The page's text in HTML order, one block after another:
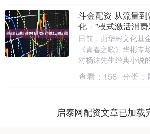
斗金配资 从流量
化＋”模式激活消
日前，由华彬文化基
《青春之歌》华彬专
对杨沫先生经典小说
以音乐剧这一现代艺
典，其意义不仅在于
查看： 156 分类：
启泰网配资文章已加载